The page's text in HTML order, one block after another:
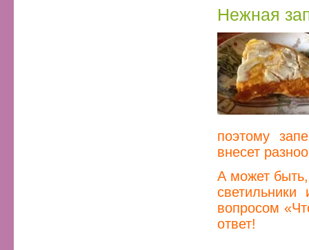
Нежная
поэтому
внесет
А может
вопросом
ответ!